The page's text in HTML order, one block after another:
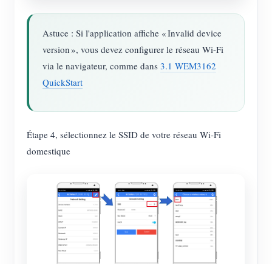
Astuce : Si l'application affiche « Invalid device
version », vous devez configurer le réseau Wi-Fi
via le navigateur, comme dans 3.1 WEM3162
QuickStart
Étape 4, sélectionnez le SSID de votre réseau Wi-Fi
domestique